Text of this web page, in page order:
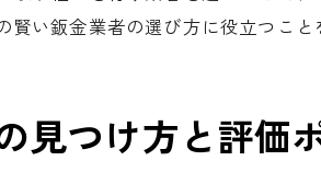
施工後のサポート体
施工中の進捗確認の
い鈑金業者の選び方に役立つこと
見つけ方と評価